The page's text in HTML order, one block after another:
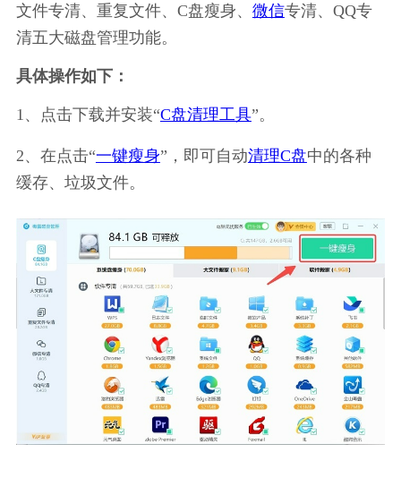
文件专清、重复文件、C盘瘦身、 微信专清、QQ专
清五大磁盘管理功能。
具体操作如下：
1、点击下载并安装“C盘清理工具”。
2、在点击“一键瘦身”，即可自动清理C盘中的各种
缓存、垃圾文件。